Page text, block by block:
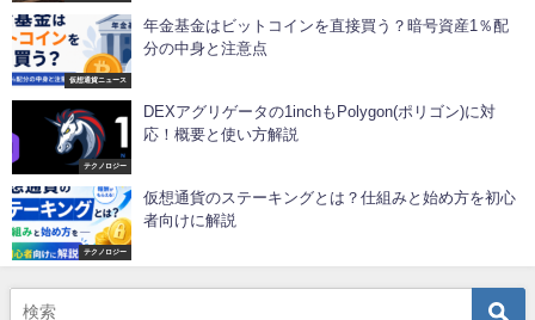
仮想通貨ニュース
年金基金はビットコインを直接買う？暗号資産1％配
分の中身と注意点
テクノロジー
DEXアグリゲータの1inchもPolygon(ポリゴン)に対
応！概要と使い方解説
テクノロジー
仮想通貨のステーキングとは？仕組みと始め方を初心
者向けに解説